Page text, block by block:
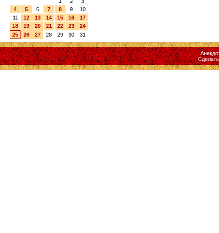
4
5 6 7 8 9
10
11
12 13 14 15 16
17
18
19 20 21 22 23
24
25
26 27 28 29 30 31